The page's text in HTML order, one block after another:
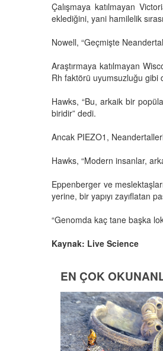
Çalışmaya katılmayan
eklediğini, yani hamilelik
Nowell, “Geçmişte
Araştırmaya katılmayan
Rh faktörü uyumsuzluğu gibi
Hawks, “Bu, arkaik bir
biridir” dedi.
Ancak PIEZO1,
Hawks, “Modern insanlar,
Eppenberger ve
yerine, bir yapıyı zayıflatan
“Genomda kaç tane başka
Kaynak: Live Science
EN ÇOK